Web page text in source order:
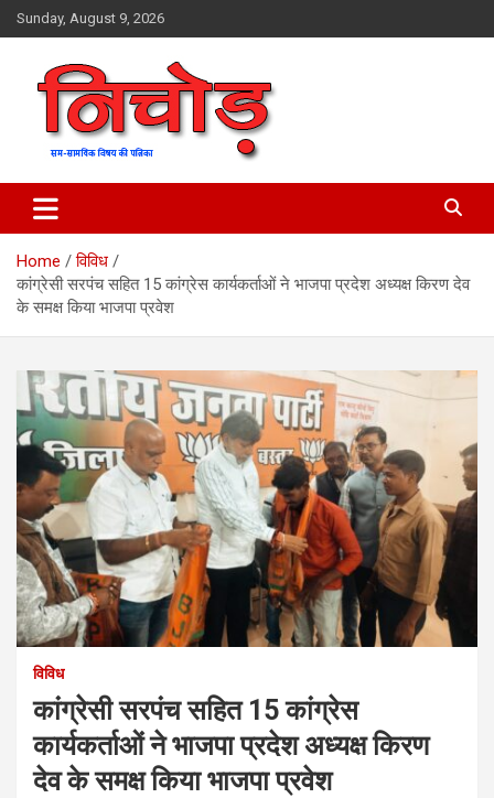
Skip
to
Sunday, August 9, 2026
Nichod
Home
विविध
कांग्रेसी सरपंच सहित 15 कांग्रेस कार्यकर्ताओं ने भाजपा प्रदेश अध्यक्ष किरण देव
के समक्ष किया भाजपा प्रवेश
विविध
कांग्रेसी सरपंच सहित 15 कांग्रेस
कार्यकर्ताओं ने भाजपा प्रदेश अध्यक्ष किरण
देव के समक्ष किया भाजपा प्रवेश